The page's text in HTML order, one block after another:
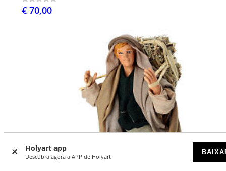
Holyart app
Descubra agora a APP de Holyart
€ 70,00